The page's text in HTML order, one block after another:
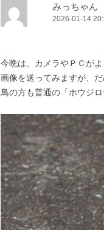
みっちゃん
2026-01-14
今晩は、カメラやＰＣが
画像を送ってみますが、だ
鳥の方も普通の「ホウジロ